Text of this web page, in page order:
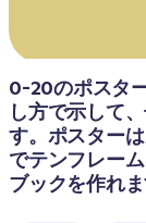
0-20のポスタ
し方で示して
す。ポスター
でテンフレー
ブックを作れま